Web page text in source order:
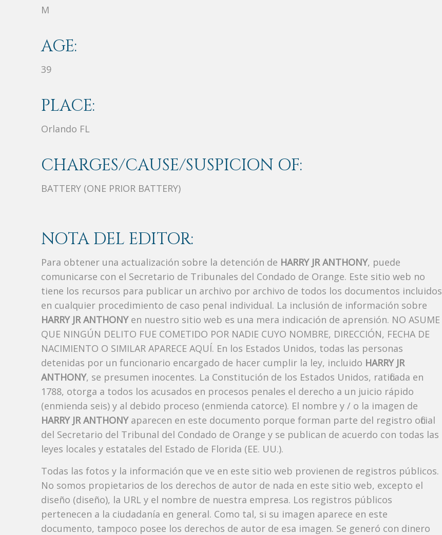
M
AGE:
39
PLACE:
Orlando FL
CHARGES/CAUSE/SUSPICION OF:
BATTERY (ONE PRIOR BATTERY)
NOTA DEL EDITOR:
Para obtener una actualización sobre la detención de HARRY JR ANTHONY, puede
comunicarse con el Secretario de Tribunales del Condado de Orange. Este sitio web no
tiene los recursos para publicar un archivo por archivo de todos los documentos incluidos
en cualquier procedimiento de caso penal individual. La inclusión de información sobre
HARRY JR ANTHONYen nuestro sitio web es una mera indicación de aprensión. NO ASUME
QUE NINGÚN DELITO FUE COMETIDO POR NADIE CUYO NOMBRE, DIRECCIÓN, FECHA DE
NACIMIENTO O SIMILAR APARECE AQUÍ. En los Estados Unidos, todas las personas
detenidas por un funcionario encargado de hacer cumplir la ley, incluido HARRY JR
ANTHONY, se presumen inocentes. La Constitución de los Estados Unidos, ratificada en
1788, otorga a todos los acusados ​​en procesos penales el derecho a un juicio rápido
(enmienda seis) y al debido proceso (enmienda catorce). El nombre y / o la imagen de
HARRY JR ANTHONYaparecen en este documento porque forman parte del registro oficial
del Secretario del Tribunal del Condado de Orange y se publican de acuerdo con todas las
leyes locales y estatales del Estado de Florida (EE. UU.).
Todas las fotos y la información que ve en este sitio web provienen de registros públicos.
No somos propietarios de los derechos de autor de nada en este sitio web, excepto el
diseño (diseño), la URL y el nombre de nuestra empresa. Los registros públicos
pertenecen a la ciudadanía en general. Como tal, si su imagen aparece en este
documento, tampoco posee los derechos de autor de esa imagen. Se generó con dinero